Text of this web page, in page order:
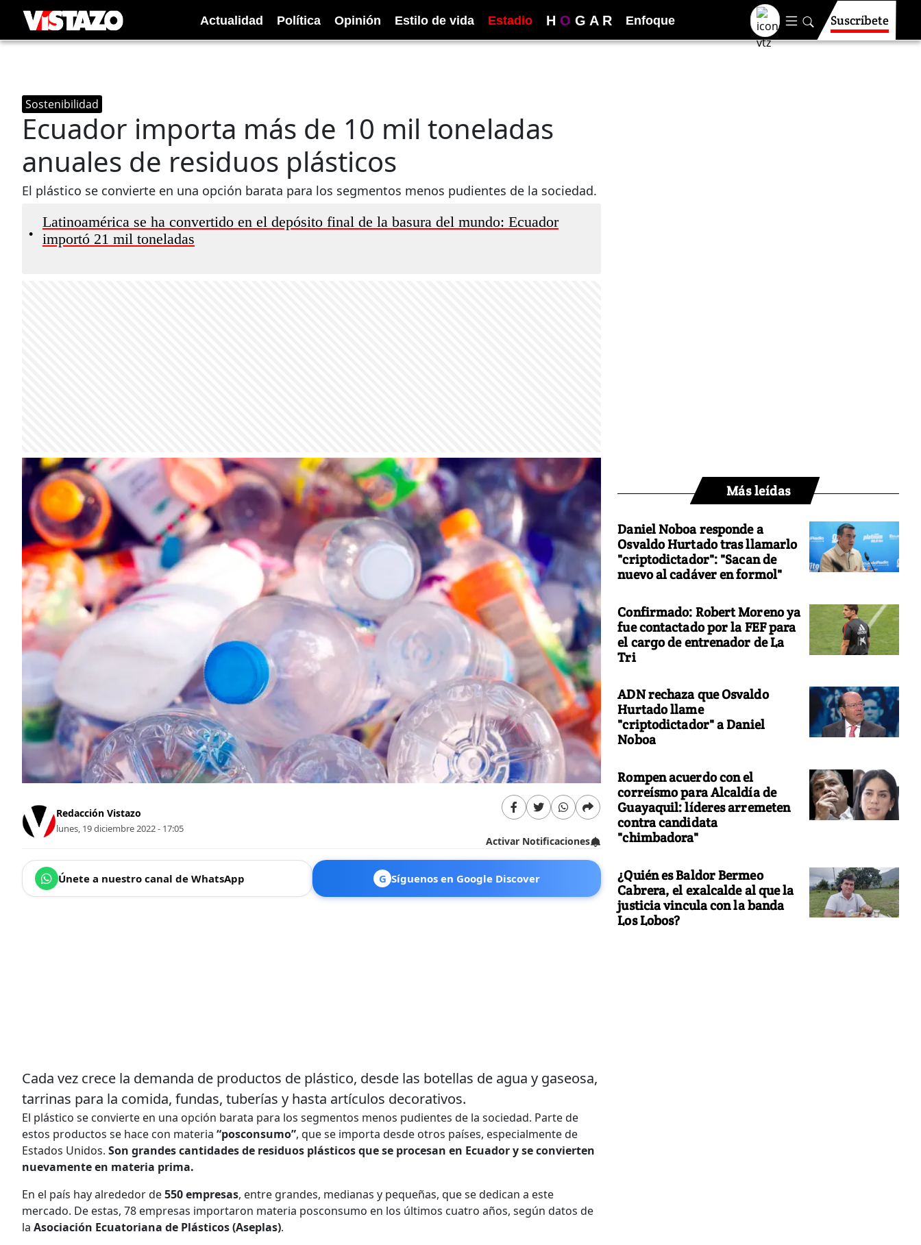
Actualidad Política Opinión Estilo de vida Estadio H O G A R Enfoque Suscríbete
Sostenibilidad
Ecuador importa más de 10 mil toneladas
anuales de residuos plásticos
El plástico se convierte en una opción barata para los segmentos menos pudientes de la sociedad.
•
Latinoamérica se ha convertido en el depósito final de la basura del mundo: Ecuador
importó 21 mil toneladas
Redacción Vistazo
lunes, 19 diciembre 2022 - 17:05
Activar Notificaciones
Únete a nuestro canal de WhatsApp G Síguenos en Google Discover
Cada vez crece la demanda de productos de plástico, desde las botellas de agua y gaseosa,
tarrinas para la comida, fundas, tuberías y hasta artículos decorativos.
El plástico se convierte en una opción barata para los segmentos menos pudientes de la sociedad. Parte de
estos productos se hace con materia “posconsumo”, que se importa desde otros países, especialmente de
Estados Unidos. Son grandes cantidades de residuos plásticos que se procesan en Ecuador y se convierten
nuevamente en materia prima.
En el país hay alrededor de550 empresas, entre grandes, medianas y pequeñas, que se dedican a este
mercado. De estas, 78 empresas importaron materia posconsumo en los últimos cuatro años, según datos de
la Asociación Ecuatoriana de Plásticos (Aseplas).
Más leídas
Daniel Noboa responde a
Osvaldo Hurtado tras llamarlo
"criptodictador": "Sacan de
nuevo al cadáver en formol"
Confirmado: Robert Moreno ya
fue contactado por la FEF para
el cargo de entrenador de La
Tri
ADN rechaza que Osvaldo
Hurtado llame
"criptodictador" a Daniel
Noboa
Rompen acuerdo con el
correísmo para Alcaldía de
Guayaquil: líderes arremeten
contra candidata
"chimbadora"
¿Quién es Baldor Bermeo
Cabrera, el exalcalde al que la
justicia vincula con la banda
Los Lobos?